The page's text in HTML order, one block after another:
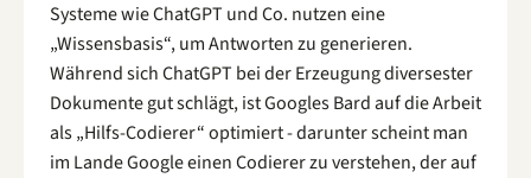
Systeme wie ChatGPT und Co. nutzen eine
„Wissensbasis“, um Antworten zu generieren.
Während sich ChatGPT bei der Erzeugung diversester
Dokumente gut schlägt, ist Googles Bard auf die Arbeit
als „Hilfs-Codierer“ optimiert - darunter scheint man
im Lande Google einen Codierer zu verstehen, der auf